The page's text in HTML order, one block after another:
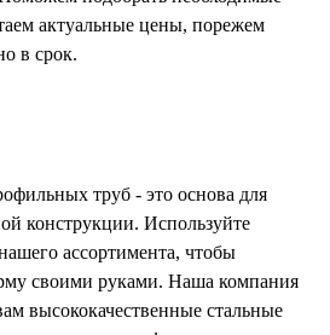
актуальные цены, порежем
в срок.
труб - это основа для
конструкции. Используйте
ассортимента, чтобы
своими руками. Наша компания
высококачественные стальные